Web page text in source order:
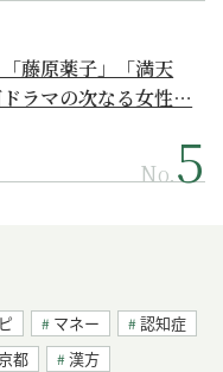
「藤原薬子」「満天
ラマの次なる女性…
No.
マネー
認知症
都 漢方